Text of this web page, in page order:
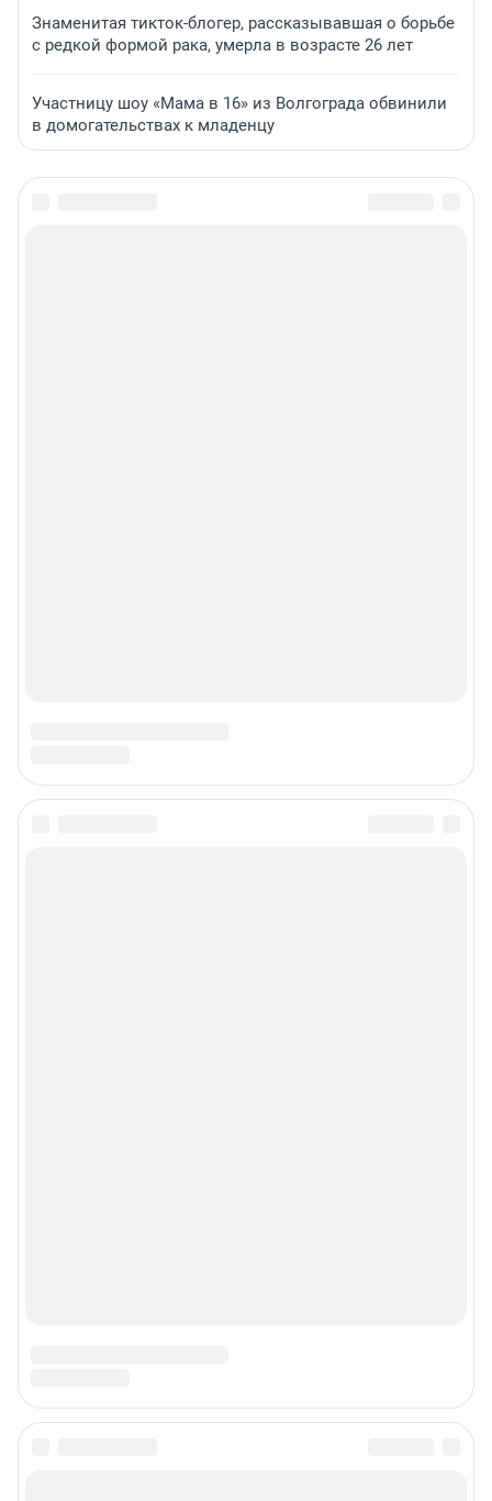
Знаменитая тикток-блогер, рассказывавшая о борьбе
с редкой формой рака, умерла в возрасте 26 лет
Участницу шоу «Мама в 16» из Волгограда обвинили
в домогательствах к младенцу